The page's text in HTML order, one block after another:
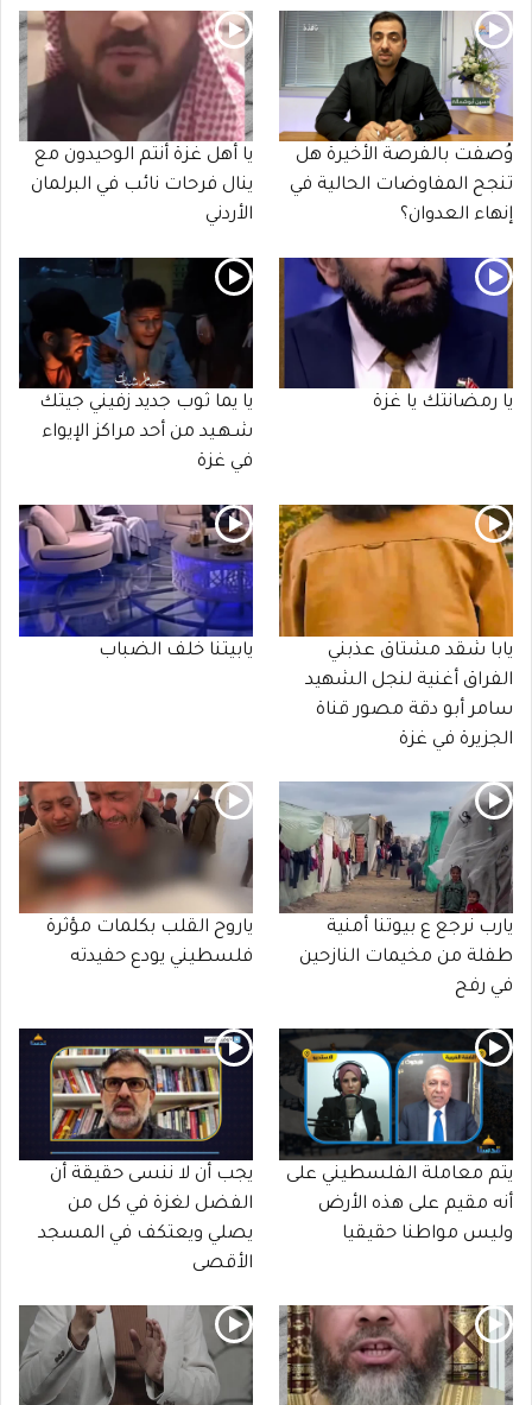
وُصفت بالفرصة الأخيرة هل
تنجح المفاوضات الحالية في
إنهاء العدوان؟
يا أهل غزة أنتم الوحيدون مع
ينال فرحات نائب في البرلمان
الأردني
يا رمضانتك يا غزة
يا يما ثوب جديد زفيني جيتك
شـهـيد من أحد مراكز الإيواء
في غزة
يابا شقد مشتاق عذبني
الفراق أغنية لنجل الشهيد
سامر أبو دقة مصور قناة
الجزيرة في غزة
يابيتنا خلف الضباب
يارب نرجع ع بيوتنا أمنية
طفلة من مخيمات النازحين
في رفح
ياروح القلب بكلمات مؤثرة
فلسطيني يودع حفيدته
يتم معاملة الفلسطيني على
أنه مقيم على هذه الأرض
وليس مواطنا حقيقيا
يجب أن لا ننسى حقيقة أن
الفضل لغزة في كل من
يصلي ويعتكف في المسجد
الأقصى